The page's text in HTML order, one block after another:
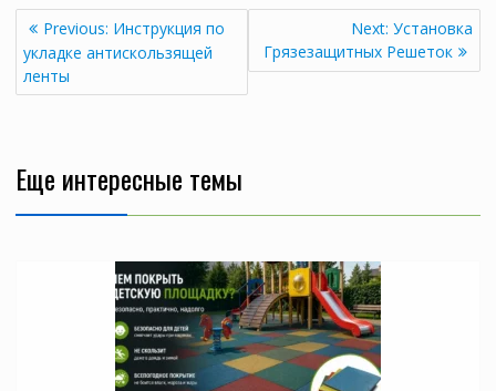
Навигация
по
записям
Previous: Previous
post:
Инструкция по
укладке антискользящей
ленты
Next: Next
post:
Установка
Грязезащитных Решеток
Еще интересные темы